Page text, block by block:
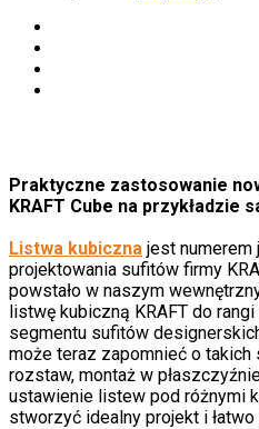
Praktyczne zastosowanie
KRAFT Cube na przykładzie
Listwa kubiczna jest numerem
projektowania sufitów firmy
powstało w naszym
listwę kubiczną KRAFT do
segmentu sufitów
może teraz zapomnieć o takich
rozstaw, montaż w
ustawienie listew pod różnymi
stworzyć idealny projekt i